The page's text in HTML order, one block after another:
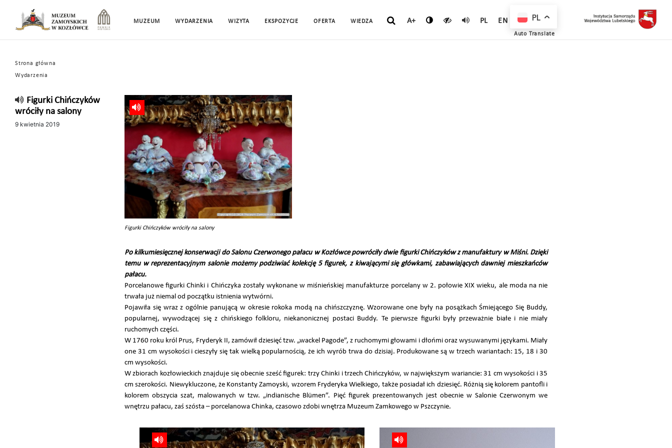
MUZEUM WYDARZENIA WIZYTA EKSPOZYCJE OFERTA WIEDZA A+ PL EN
Strona główna
Wydarzenia
Figurki Chińczyków
wróciły na salony
9 kwietnia 2019
Figurki Chińczyków wróciły na salony
Po kilkumiesięcznej konserwacji do Salonu Czerwonego pałacu w Kozłówce powróciły dwie figurki Chińczyków z manufaktury w Miśni. Dzięki
temu w reprezentacyjnym salonie możemy podziwiać kolekcję 5 figurek, z kiwającymi się główkami, zabawiających dawniej mieszkańców
pałacu.
Porcelanowe figurki Chinki i Chińczyka zostały wykonane w miśnieńskiej manufakturze porcelany w 2. połowie XIX wieku, ale moda na nie
trwała już niemal od początku istnienia wytwórni.
Pojawiła się wraz z ogólnie panującą w okresie rokoka modą na chińszczyznę. Wzorowane one były na posążkach Śmiejącego Się Buddy,
popularnej, wywodzącej się z chińskiego folkloru, niekanonicznej postaci Buddy. Te pierwsze figurki były przeważnie białe i nie miały
ruchomych części.
W 1760 roku król Prus, Fryderyk II, zamówił dziesięć tzw. „wackel Pagode”, z ruchomymi głowami i dłońmi oraz wysuwanymi językami. Miały
one 31 cm wysokości i cieszyły się tak wielką popularnością, że ich wyrób trwa do dzisiaj. Produkowane są w trzech wariantach: 15, 18 i 30
cm wysokości.
W zbiorach kozłowieckich znajduje się obecnie sześć figurek: trzy Chinki i trzech Chińczyków, w największym wariancie: 31 cm wysokości i 35
cm szerokości. Niewykluczone, że Konstanty Zamoyski, wzorem Fryderyka Wielkiego, także posiadał ich dziesięć. Różnią się kolorem pantofli i
kolorem obszycia szat, malowanych w tzw. „indianische Blümen”. Pięć figurek prezentowanych jest obecnie w Salonie Czerwonym we
wnętrzu pałacu, zaś szósta – porcelanowa Chinka, czasowo zdobi wnętrza Muzeum Zamkowego w Pszczynie.
PL
Auto Translate